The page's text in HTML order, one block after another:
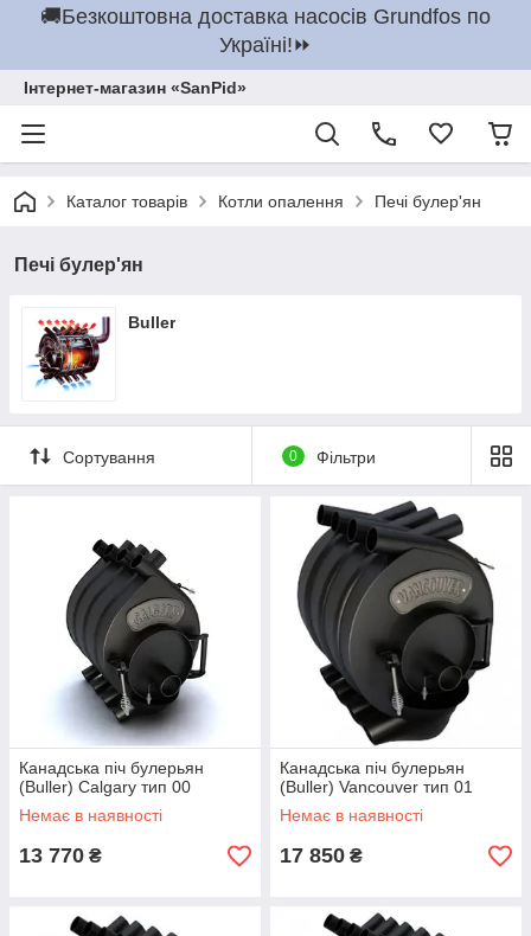
🚚Безкоштовна доставка насосів Grundfos по
Україні!⏩
Інтернет-магазин «SanPid»
Каталог товарів Котли опалення Печі булер'ян
Печі булер'ян
Buller
Сортування 0 Фільтри
Канадська піч булерьян
(Buller) Calgary тип 00
Немає в наявності
13 770 ₴
Канадська піч булерьян
(Buller) Vancouver тип 01
Немає в наявності
17 850 ₴